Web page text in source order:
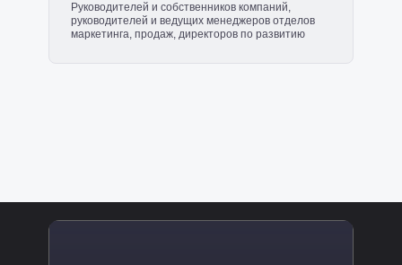
Руководителей и собственников компаний,
руководителей и ведущих менеджеров отделов
маркетинга, продаж, директоров по развитию